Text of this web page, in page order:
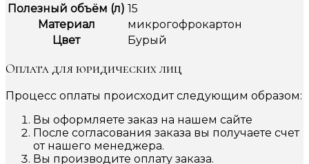
Полезный объём (л) 15
Материал
микрогофрокартон
Цвет
Бурый
Оплата для юридических лиц
Процесс оплаты происходит следующим образом:
Вы оформляете заказ на нашем сайте
После согласования заказа вы получаете счет
от нашего менеджера.
Вы производите оплату заказа.